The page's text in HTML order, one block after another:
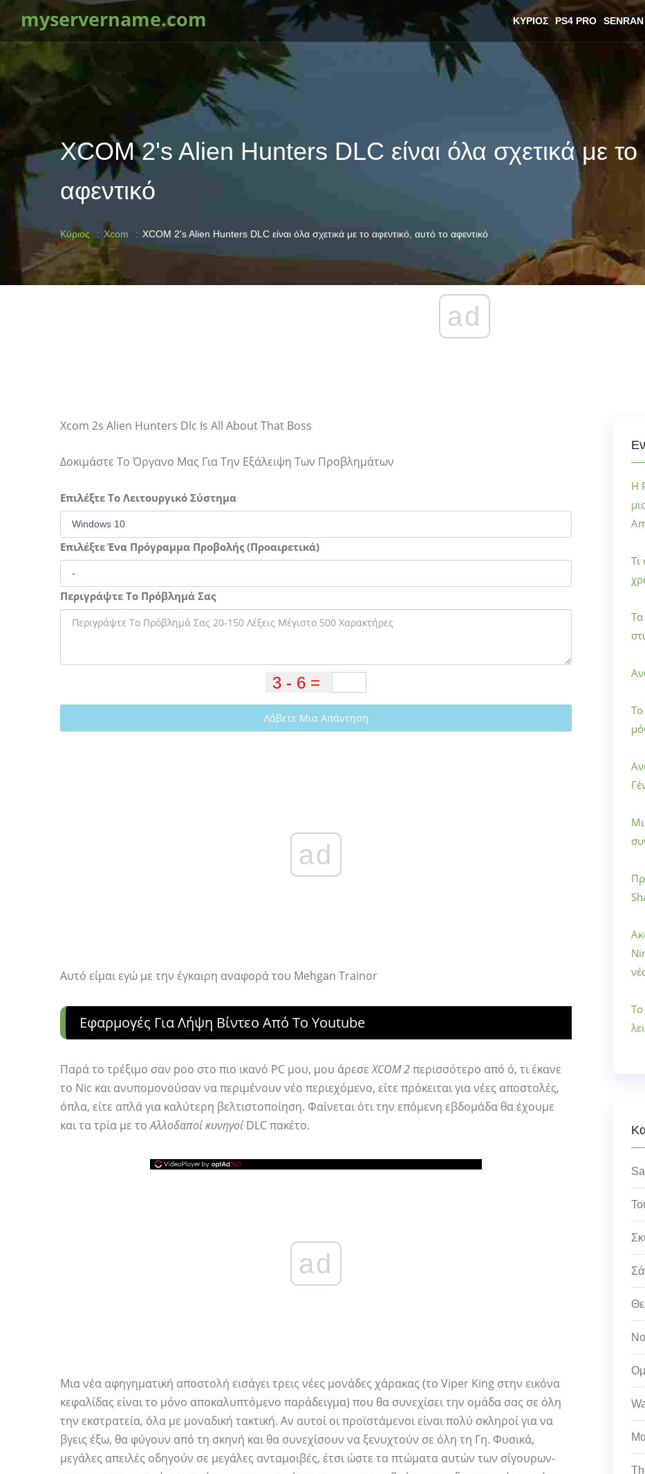
myservername.com ΚΎΡΙΟΣ PS4 PRO
XCOM 2's Alien Hunters DLC είναι όλα σχετικά με το
αφεντικό
Κύριος Xcom XCOM 2's Alien Hunters DLC είναι όλα σχετικά με το αφεντικό, αυτό το αφεντικό
ad
Xcom 2s Alien Hunters Dlc Is All About That Boss
Δοκιμάστε Το Όργανο Μας Για Την Εξάλειψη Των Προβλημάτων
Επιλέξτε Το Λειτουργικό Σύστημα
Επιλέξτε Ένα Πρόγραμμα Προβολής (Προαιρετικά)
Περιγράψτε Το Πρόβλημά Σας
Λάβετε Μια Απάντηση
ad
Αυτό είμαι εγώ με την έγκαιρη αναφορά του Mehgan Trainor
Εφαρμογές Για Λήψη Βίντεο Από Το Youtube
Παρά το τρέξιμο σαν poo στο πιο ικανό PC μου, μου άρεσεXCOM 2περισσότερο από ό, τι έκανε
το Nic και ανυπομονούσαν να περιμένουν νέο περιεχόμενο, είτε πρόκειται για νέες αποστολές,
όπλα, είτε απλά για καλύτερη βελτιστοποίηση. Φαίνεται ότι την επόμενη εβδομάδα θα έχουμε
και τα τρία με τοΑλλοδαποί κυνηγοίDLC πακέτο.
ad
Μια νέα αφηγηματική αποστολή εισάγει τρεις νέες μονάδες χάρακας (το Viper King στην εικόνα
κεφαλίδας είναι το μόνο αποκαλυπτόμενο παράδειγμα) που θα συνεχίσει την ομάδα σας σε όλη
την εκστρατεία, όλα με μοναδική τακτική. Αν αυτοί οι προϊστάμενοι είναι πολύ σκληροί για να
βγεις έξω, θα φύγουν από τη σκηνή και θα συνεχίσουν να ξενυχτούν σε όλη τη Γη. Φυσικά,
μεγάλες απειλές οδηγούν σε μεγάλες ανταμοιβές, έτσι ώστε τα πτώματα αυτών των σίγουρων-
Η
Τι
Το
Το